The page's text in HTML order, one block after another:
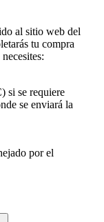
al sitio web del
tu compra
si se requiere
se enviará la
por el